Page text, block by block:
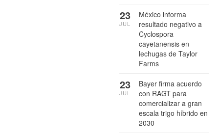
México informa
resultado negativo a
Cyclospora
cayetanensis en
lechugas de Taylor
Farms
23
JUL
Bayer firma acuerdo
con RAGT para
comercializar a gran
escala trigo híbrido en
2030
23
JUL